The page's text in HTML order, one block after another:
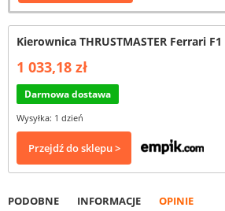
Kierownica THRUSTMASTER Ferrari F1
1 033,18 zł
Darmowa dostawa
Wysyłka: 1 dzień
Przejdź do sklepu >
PODOBNE INFORMACJE OPINIE